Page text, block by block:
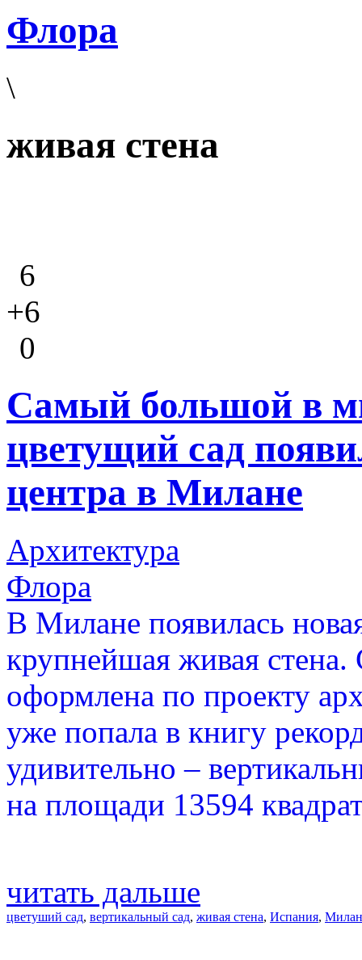
Флора
\
живая стена
6
+6
0
Самый большой в
цветущий сад
центра в Милане
Архитектура
Флора
В Милане появилась
крупнейшая живая стена.
оформлена по проекту
уже попала в книгу
удивительно –
на площади 13594
читать дальше
цветуший сад, вертикальный сад, живая стена, Испания, Милан